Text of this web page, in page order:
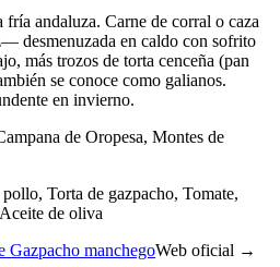
fría andaluza. Carne de corral o caza
desmenuzada en caldo con sofrito
más trozos de torta cenceña (pan
se conoce como galianos.
en invierno.
de Oropesa, Montes de
Torta de gazpacho, Tomate,
de oliva
manchegoWeb oficial →